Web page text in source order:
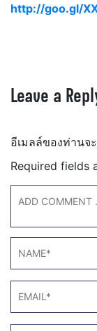
http://goo.gl/
Leave a
อีเมลล์ของท่านจ
Required fields